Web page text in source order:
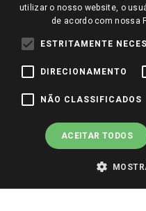
Perguntas frequentes
Identidade Visual
Redes Sociais
Pagamento e
utilizar o nosso website, o
de acordo com nossa
ESTRITAMENTE
DIRECIONAMENTO
NÃO CLASSIFICADOS
ACEITAR TODOS